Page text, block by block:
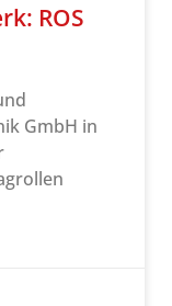
ROS
GmbH in